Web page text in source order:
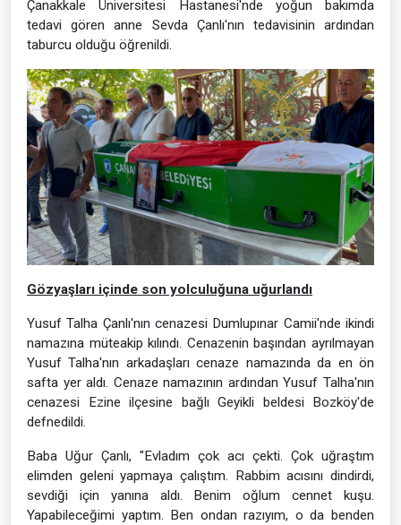
Çanakkale Üniversitesi Hastanesi'nde yoğun bakımda
tedavi gören anne Sevda Çanlı'nın tedavisinin ardından
taburcu olduğu öğrenildi.
Gözyaşları içinde son yolculuğuna uğurlandı
Yusuf Talha Çanlı'nın cenazesi Dumlupınar Camii'nde ikindi
namazına müteakip kılındı. Cenazenin başından ayrılmayan
Yusuf Talha'nın arkadaşları cenaze namazında da en ön
safta yer aldı. Cenaze namazının ardından Yusuf Talha'nın
cenazesi Ezine ilçesine bağlı Geyikli beldesi Bozköy'de
defnedildi.
Baba Uğur Çanlı, "Evladım çok acı çekti. Çok uğraştım
elimden geleni yapmaya çalıştım. Rabbim acısını dindirdi,
sevdiği için yanına aldı. Benim oğlum cennet kuşu.
Yapabileceğimi yaptım. Ben ondan razıyım, o da benden